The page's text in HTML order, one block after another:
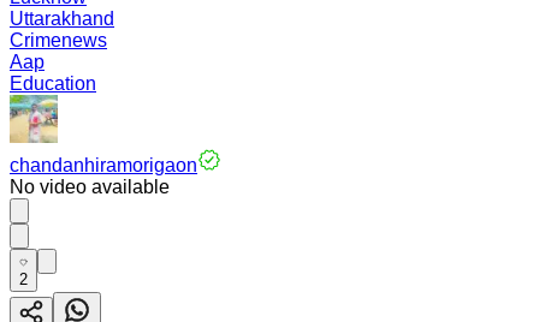
Uttarakhand
Crimenews
Aap
Education
chandanhiramorigaon
No video available
2